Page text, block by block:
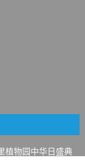
演绎一场古筝
物园中华日盛典